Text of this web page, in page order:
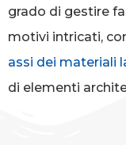
grado di gestire
motivi intricati,
assi dei materiali
di elementi